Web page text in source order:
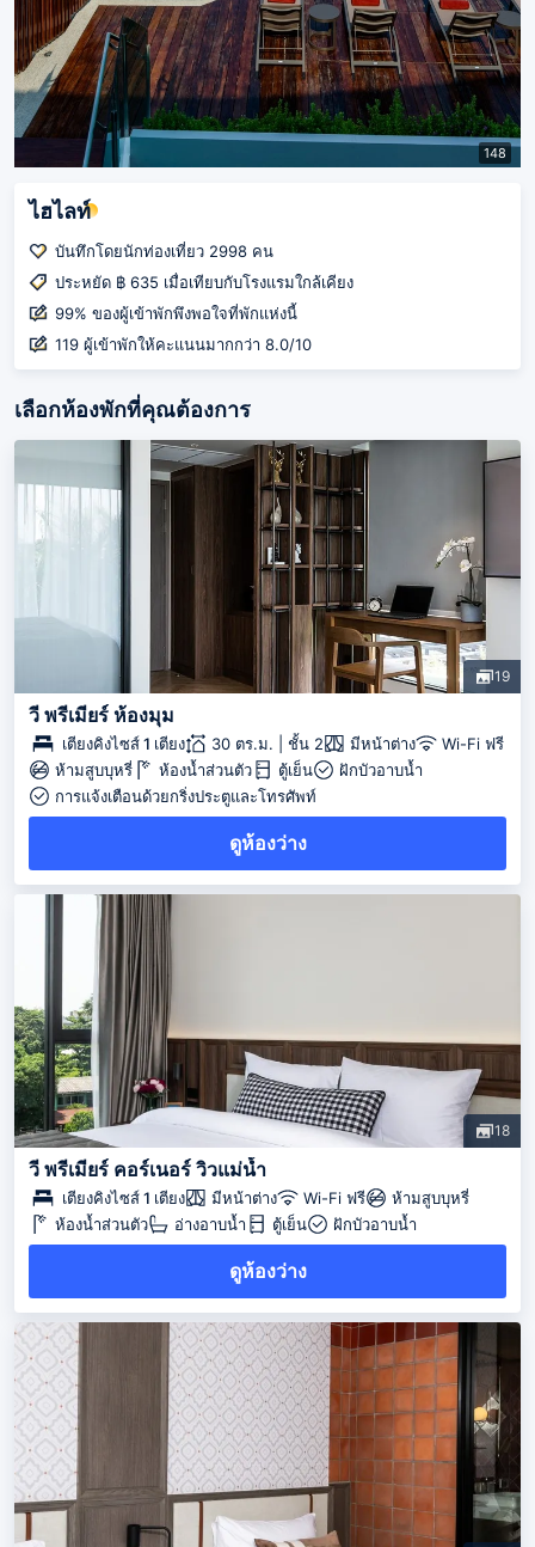
148
ไฮไลท์
บันทึกโดยนักท่องเที่ยว 2998 คน
ประหยัด ฿ 635 เมื่อเทียบกับโรงแรมใกล้เคียง
99% ของผู้เข้าพักพึงพอใจที่พักแห่งนี้
119 ผู้เข้าพักให้คะแนนมากกว่า 8.0/10
เลือกห้องพักที่คุณต้องการ
19
วี พรีเมียร์ ห้องมุม
เตียงคิงไซส์ 1 เตียง 30 ตร.ม. | ชั้น 2 มีหน้าต่าง
Wi-Fi ฟรี
ห้ามสูบบุหรี่
ห้องน้ำส่วนตัว ตู้เย็น
ฝักบัวอาบน้ำ
การแจ้งเตือนด้วยกริ่งประตูและโทรศัพท์
ดูห้องว่าง
18
วี พรีเมียร์ คอร์เนอร์ วิวแม่น้ำ
เตียงคิงไซส์ 1 เตียง มีหน้าต่าง Wi-Fi ฟรี
ห้ามสูบบุหรี่
ห้องน้ำส่วนตัว
อ่างอาบน้ำ ตู้เย็น ฝักบัวอาบน้ำ
ดูห้องว่าง